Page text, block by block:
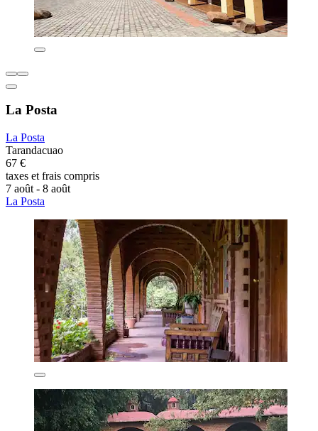
La Posta
La Posta
Tarandacuao
67 €
taxes et frais compris
7 août - 8 août
La Posta